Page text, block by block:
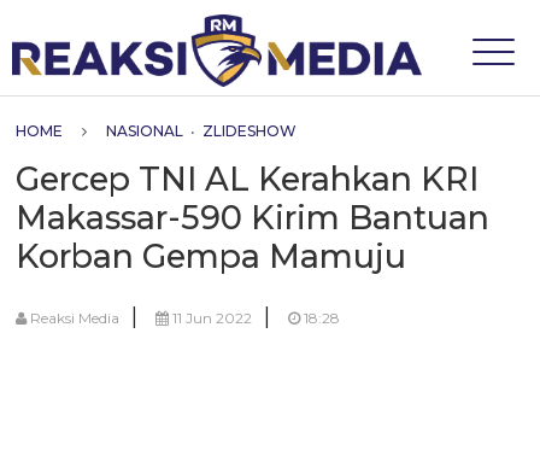
HOME NASIONAL • ZLIDESHOW
Gercep TNI AL Kerahkan KRI
Makassar-590 Kirim Bantuan
Korban Gempa Mamuju
Reaksi Media | 11 Jun 2022 | 18:28